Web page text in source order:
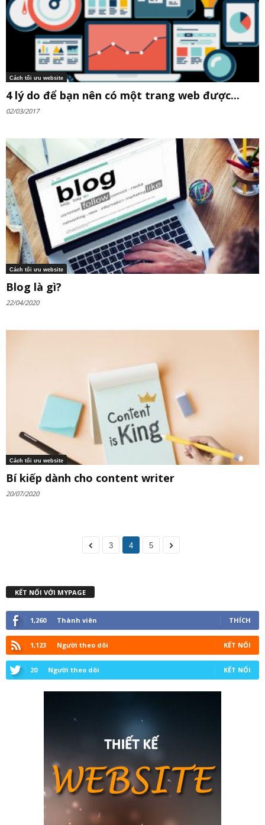
Cách tối ưu website
4 lý do để bạn nên có một trang web được...
02/03/2017
Cách tối ưu website
Blog là gì?
22/04/2020
Cách tối ưu website
Bí kiếp dành cho content writer
20/07/2020
3 4 5
KẾT NỐI VỚI MYPAGE
1,260 Thành viên THÍCH
1,123 Người theo dõi KẾT NỐI
20 Người theo dõi KẾT NỐI